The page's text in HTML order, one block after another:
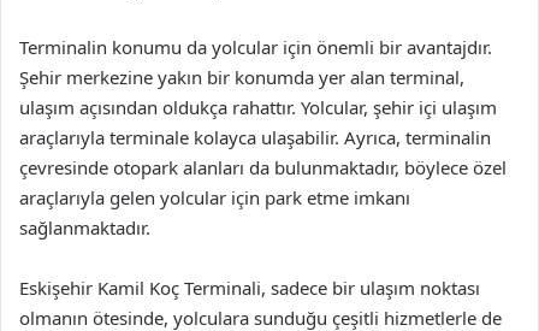
Terminalin konumu da yolcular için önemli bir avantajdır.
Şehir merkezine yakın bir konumda yer alan terminal,
ulaşım açısından oldukça rahattır. Yolcular, şehir içi ulaşım
araçlarıyla terminale kolayca ulaşabilir. Ayrıca, terminalin
çevresinde otopark alanları da bulunmaktadır, böylece özel
araçlarıyla gelen yolcular için park etme imkanı
sağlanmaktadır.
Eskişehir Kamil Koç Terminali, sadece bir ulaşım noktası
olmanın ötesinde, yolculara sunduğu çeşitli hizmetlerle de